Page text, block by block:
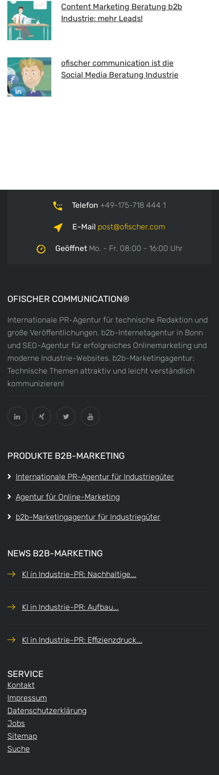
Content Marketing Beratung b2b
Industrie: mehr Leads!
ofischer communication ist die
Social Media Beratung Industrie
Telefon +49-175-718 444 1
E-Mail post ofischer.com
GeöffnetMo. - Fr. 08:00 - 16:00 Uhr
OFISCHER COMMUNICATION®
Internationale PR-Agentur für technische Redaktion und
große Veröffentlichungen. b2b-Internetagentur in Bonn
und SEO-Agentur für erfolgreiches Onlinemarketing und
moderne Industrie-Websites. b2b-Marketingagentur:
Technische Themen attraktiv und leicht verständlich
kommunizieren!
PRODUKTE B2B-MARKETING
Internationale PR-Agentur für Industriegüter
Agentur für Online-Marketing
b2b-Marketingagentur für Industriegüter
NEWS B2B-MARKETING
KI in Industrie-PR: Nachhaltige...
KI in Industrie-PR: Aufbau...
KI in Industrie-PR: Effizienzdruck...
SERVICE
Kontakt
Impressum
Datenschutzerklärung
Jobs
Sitemap
Suche